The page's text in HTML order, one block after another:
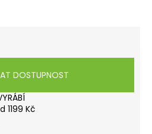
DOSTUPNOST
1199 Kč